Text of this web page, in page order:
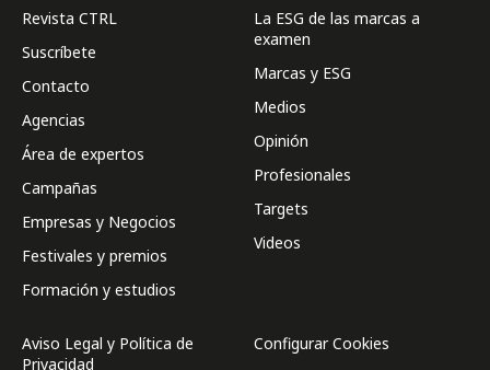
Revista CTRL
Suscríbete
Contacto
Agencias
Área de expertos
Campañas
Empresas y Negocios
Festivales y premios
Formación y estudios
La ESG de las marcas a
examen
Marcas y ESG
Medios
Opinión
Profesionales
Targets
Videos
Aviso Legal y Política de
Privacidad
Configurar Cookies